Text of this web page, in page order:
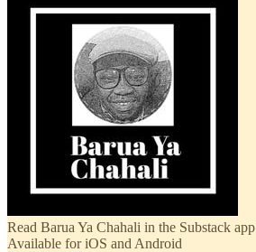
Read Barua Ya Chahali in the Substack app
Available for iOS and Android